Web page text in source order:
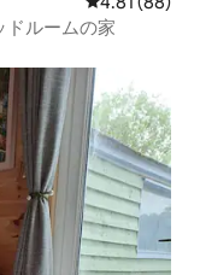
ドルームの家